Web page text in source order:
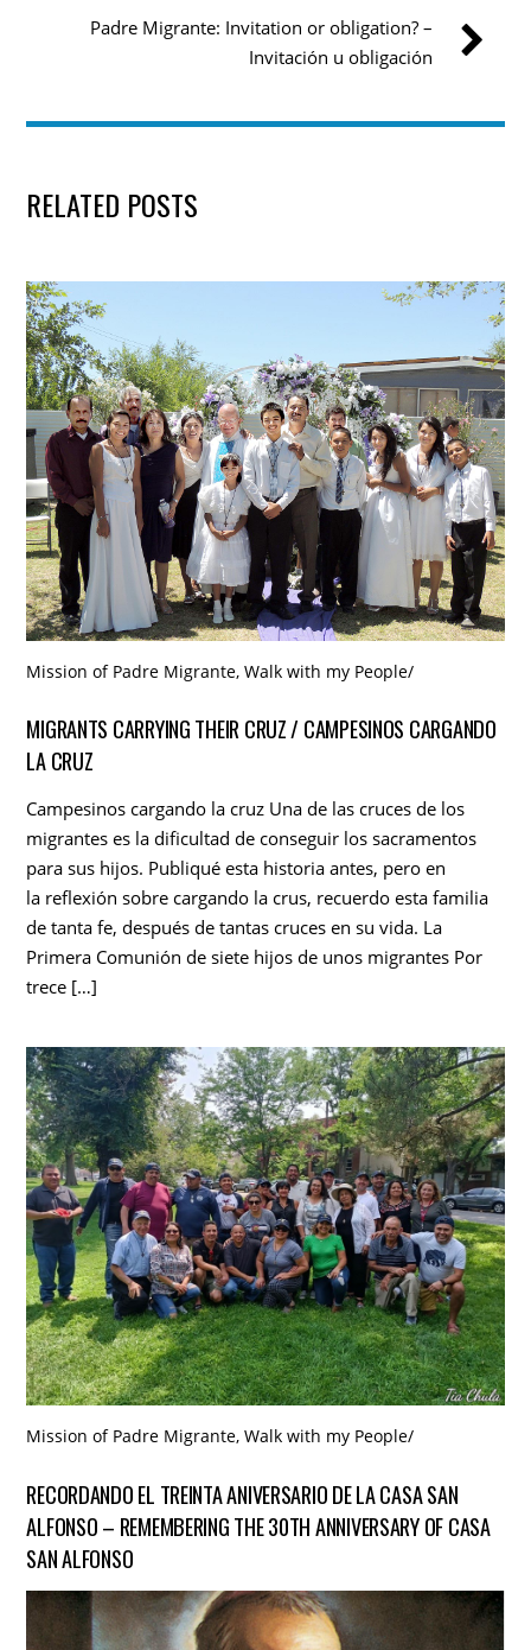
Padre Migrante: Invitation or obligation? –
Invitación u obligación
RELATED POSTS
Mission of Padre Migrante,Walk with my People/
MIGRANTS CARRYING THEIR CRUZ / CAMPESINOS CARGANDO
LA CRUZ
Campesinos cargando la cruz Una de las cruces de los
migrantes es la dificultad de conseguir los sacramentos
para sus hijos. Publiqué esta historia antes, pero en
la reflexión sobre cargando la crus, recuerdo esta familia
de tanta fe, después de tantas cruces en su vida. La
Primera Comunión de siete hijos de unos migrantes Por
trece […]
Mission of Padre Migrante,Walk with my People/
RECORDANDO EL TREINTA ANIVERSARIO DE LA CASA SAN
ALFONSO – REMEMBERING THE 30TH ANNIVERSARY OF CASA
SAN ALFONSO